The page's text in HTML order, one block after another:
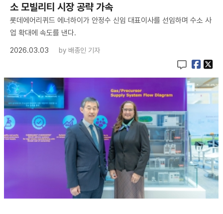
소 모빌리티 시장 공략 가속
롯데에어리퀴드 에너하이가 안정수 신임 대표이사를 선임하며 수소 사
업 확대에 속도를 낸다.
2026.03.03
by 배종인 기자